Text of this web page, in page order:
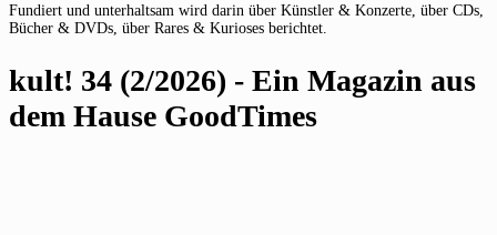
Fundiert und unterhaltsam wird darin über Künstler & Konzerte, über CDs,
Bücher & DVDs, über Rares & Kurioses berichtet.
kult! 34 (2/2026) - Ein Magazin aus
dem Hause GoodTimes